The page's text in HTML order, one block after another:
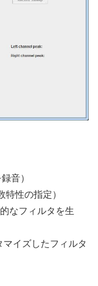
音）
特性の指定）
なフィルタを生
マイズしたフィルタ